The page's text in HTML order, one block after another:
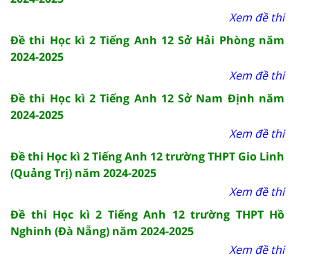
Xem đề thi
Đề thi Học kì 2 Tiếng Anh 12 Sở Hải Phòng năm
2024-2025
Xem đề thi
Đề thi Học kì 2 Tiếng Anh 12 Sở Nam Định năm
2024-2025
Xem đề thi
Đề thi Học kì 2 Tiếng Anh 12 trường THPT Gio Linh
(Quảng Trị) năm 2024-2025
Xem đề thi
Đề thi Học kì 2 Tiếng Anh 12 trường THPT Hồ
Nghinh (Đà Nẵng) năm 2024-2025
Xem đề thi